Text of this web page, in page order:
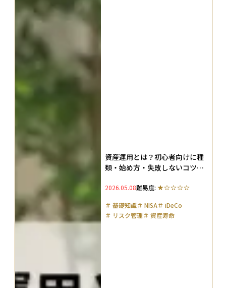
資産運用とは？初心者向けに種
類・始め方・失敗しないコツを
2026.05.08難易度:
＃ 基礎知識＃ NISA＃ iDeCo
＃ リスク管理＃ 資産寿命